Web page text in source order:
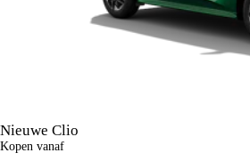
Nieuwe Clio
Kopen vanaf